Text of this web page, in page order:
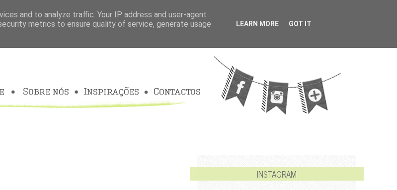
INSTAGRAM
and to analyze traffic. Your IP address and user-agent
metrics to ensure quality of service, generate usage
LEARN MORE GOT IT